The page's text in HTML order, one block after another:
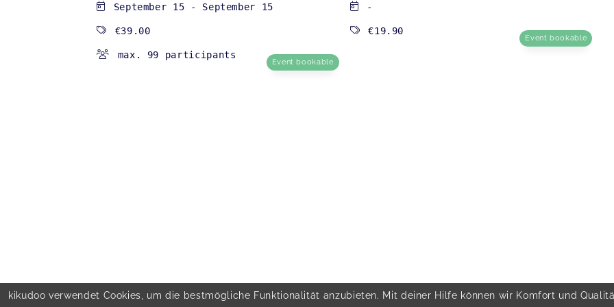
September 15 - September 15
€39.00
max. 99 participants
Event bookable
-
€19.90
Event bookable
kikudoo verwendet Cookies, um die bestmögliche Funktionalität anzubieten. Mit deiner Hilfe können wir Komfort und